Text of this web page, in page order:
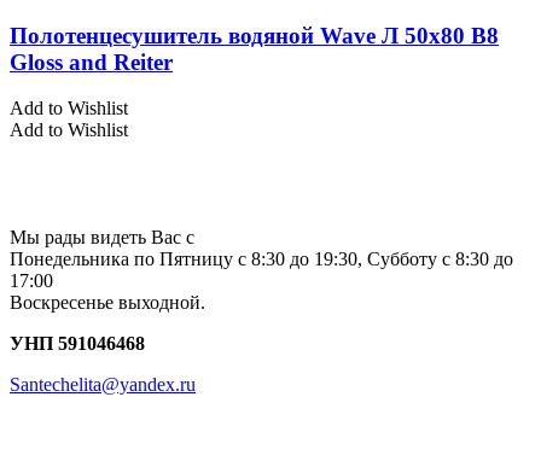
Полотенцесушитель водяной Wave Л 50х80 В8
Gloss and Reiter
Add to Wishlist
Add to Wishlist
Мы рады видеть Вас с
Понедельника по Пятницу с 8:30 до 19:30, Субботу с 8:30 до
17:00
Воскресенье выходной.
УНП 591046468
Santechelita@yandex.ru